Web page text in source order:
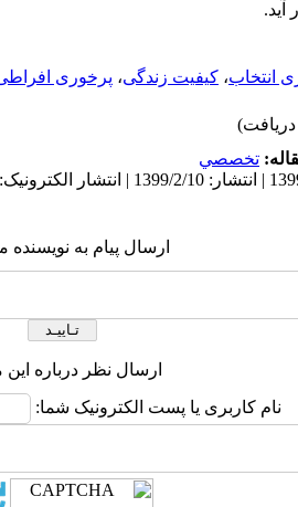
آید.
انتخاب، کیفیت زندگی، پرخوری
تخصصي
ارسال پیام به
ارسال نظر درباره این
نام کاربری یا پست الکترونیک شما: